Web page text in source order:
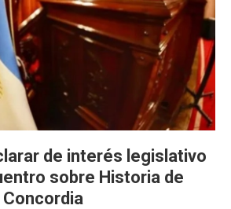
de interés legislativo
sobre Historia de